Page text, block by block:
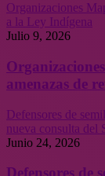
Organizaciones
a la Ley Indígena
Julio 9, 2026
amenazas de
Defensores de
nueva consulta del
Junio 24, 2026